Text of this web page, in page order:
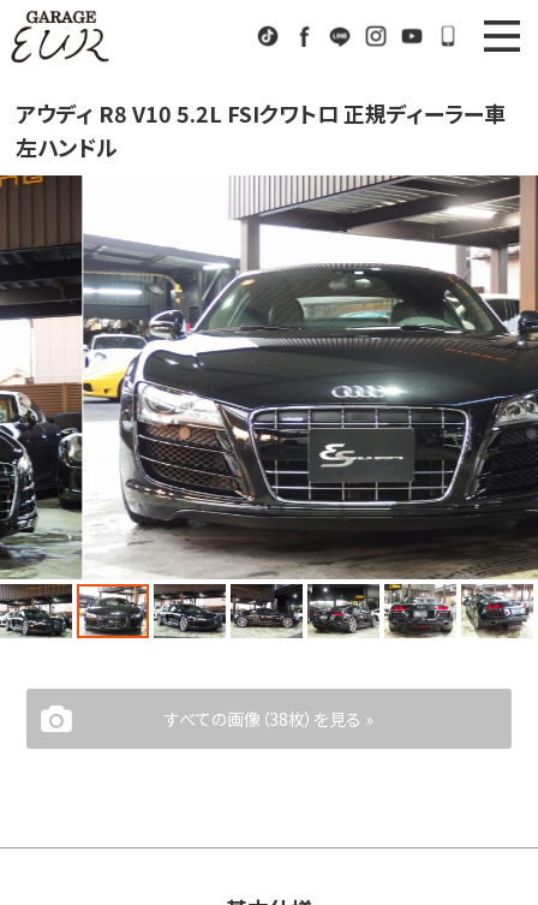
TikTokFacebook
LINE InstagramYoutube072-
News
ニュース
在庫車情報
EUR Sports
Factory
工場紹介
Company
会社概要
Access
アクセス
Contact us
お問い合わせ
アウディ R8 V10 5.2L FSIクワトロ 正規ディーラー車
左ハンドル
すべての画像（38枚）を見る »